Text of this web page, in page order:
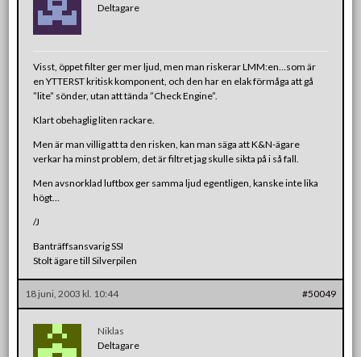
Deltagare
Visst, öppet filter ger mer ljud, men man riskerar LMM:en…som är
en YTTERST kritisk komponent, och den har en elak förmåga att gå
”lite” sönder, utan att tända ”Check Engine”.
Klart obehaglig liten rackare.
Men är man villig att ta den risken, kan man säga att K&N-ägare
verkar ha minst problem, det är filtret jag skulle sikta på i så fall.
Men avsnorklad luftbox ger samma ljud egentligen, kanske inte lika
högt…
/J
Banträffsansvarig SSI
Stolt ägare till Silverpilen
18 juni, 2003 kl. 10:44 #50049
Niklas
Deltagare